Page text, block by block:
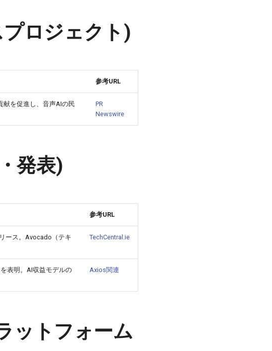
ロジェクト)
参考URL
献を促進し、音声AIの民
PR
Newswire
発表)
参考URL
ース。Avocado（テキ
TechCentral.ie
表明。AI収益モデルの
Axios関連
ットフォーム